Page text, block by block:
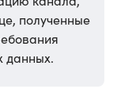
полученные
данных.